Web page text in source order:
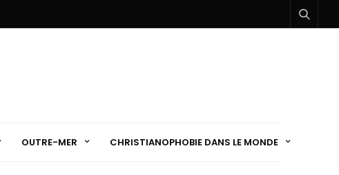
OUTRE-MER CHRISTIANOPHOBIE DANS LE MONDE